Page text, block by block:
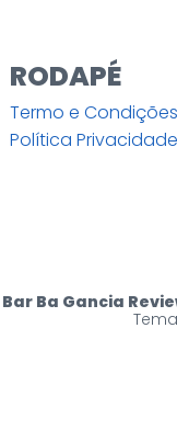
RODAPÉ
Termo e Condições
Política Privacidade
Bar Ba Gancia